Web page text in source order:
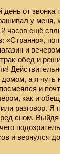
от звонка
у меня,
часов ещё
«Странно»,
и
обед и
а я чуть
и
как и
разговор. Я
сном.
и вернулся